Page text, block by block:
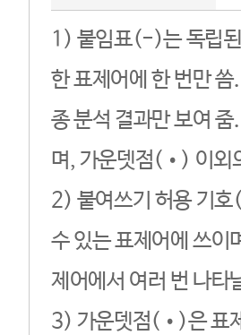
1) 붙임표(-)는 독립된
한 표제어에 한 번만
종 분석 결과만 보여
며, 가운뎃점(•) 이외
2) 붙여쓰기 허용 기호
수 있는 표제어에 쓰이
제어에서 여러 번 나타
3) 가운뎃점(•)은 표